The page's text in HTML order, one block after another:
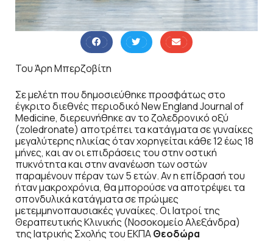
Του Άρη Μπερζοβίτη
Σε μελέτη που δημοσιεύθηκε προσφάτως στο
έγκριτο διεθνές περιοδικό New England Journal of
Medicine, διερευνήθηκε αν το ζολεδρονικό οξύ
(zoledronate) αποτρέπει τα κατάγματα σε γυναίκες
μεγαλύτερης ηλικίας όταν χορηγείται κάθε 12 έως 18
μήνες, και αν οι επιδράσεις του στην οστική
πυκνότητα και στην ανανέωση των οστών
παραμένουν πέραν των 5 ετών. Αν η επίδρασή του
ήταν μακροχρόνια, θα μπορούσε να αποτρέψει τα
σπονδυλικά κατάγματα σε πρώιμες
μετεμμηνοπαυσιακές γυναίκες. Οι Ιατροί της
Θεραπευτικής Κλινικής (Νοσοκομείο Αλεξάνδρα)
της Ιατρικής Σχολής του ΕΚΠΑΘεοδώρα